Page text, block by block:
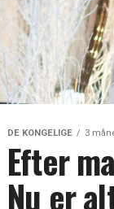
DE KONGELIGE 3
Efter
Nu er